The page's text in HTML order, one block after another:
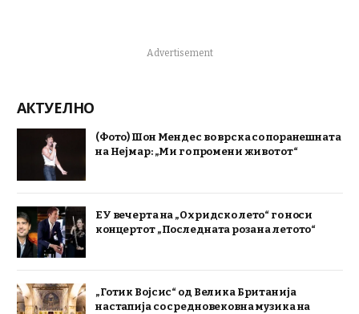
Advertisement
АКТУЕЛНО
(Фото) Шон Мендес во врска со поранешната
на Нејмар: „Ми го промени животот“
ЕУ вечерта на „Охридско лето“ го носи
концертот „Последната роза на летото“
„Готик Војсис“ од Велика Британија
настапија со средновековна музика на